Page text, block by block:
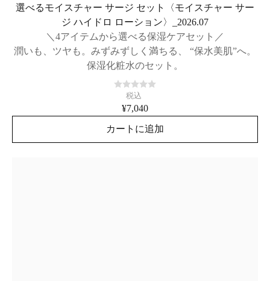
選べるモイスチャー サージ セット〈モイスチャー サー
ジ ハイドロ ローション〉_2026.07
＼4アイテムから選べる保湿ケアセット／
潤いも、ツヤも。みずみずしく満ちる、 “保水美肌”へ。
保湿化粧水のセット。
税込
¥7,040
カートに追加